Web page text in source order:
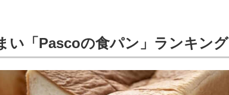
い「Pascoの食パン」ランキング